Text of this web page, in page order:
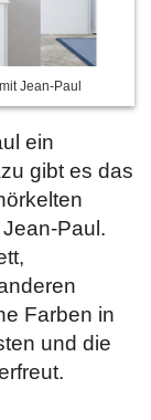
Jean-Paul
ein
gibt es das
Paul.
Farben in
und die